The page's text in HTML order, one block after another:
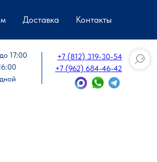
Доставка Контакты
+7 (812) 319-30-54
+7 (962) 684-46-42
17:00